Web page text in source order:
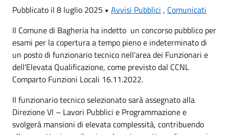
Pubblicato il 8 luglio 2025 • Avvisi Pubblici , Comunicati
Il Comune di Bagheria ha indetto un concorso pubblico per
esami per la copertura a tempo pieno e indeterminato di
un posto di funzionario tecnico nell'area dei Funzionari e
dell'Elevata Qualificazione, come previsto dal CCNL
Comparto Funzioni Locali 16.11.2022.
Il funzionario tecnico selezionato sarà assegnato alla
Direzione VI – Lavori Pubblici e Programmazione e
svolgerà mansioni di elevata complessità, contribuendo